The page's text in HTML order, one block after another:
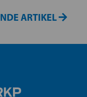
ARTIKEL